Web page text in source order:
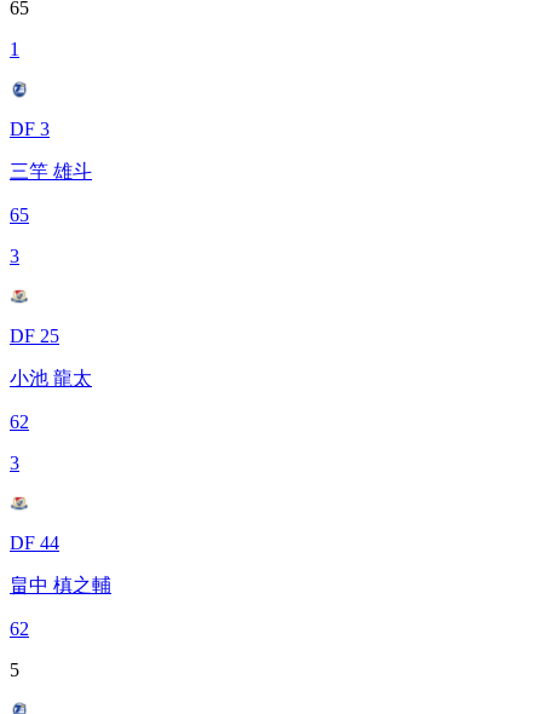
65
1
DF 3
三竿 雄斗
65
3
DF 25
小池 龍太
62
3
DF 44
畠中 槙之輔
62
5